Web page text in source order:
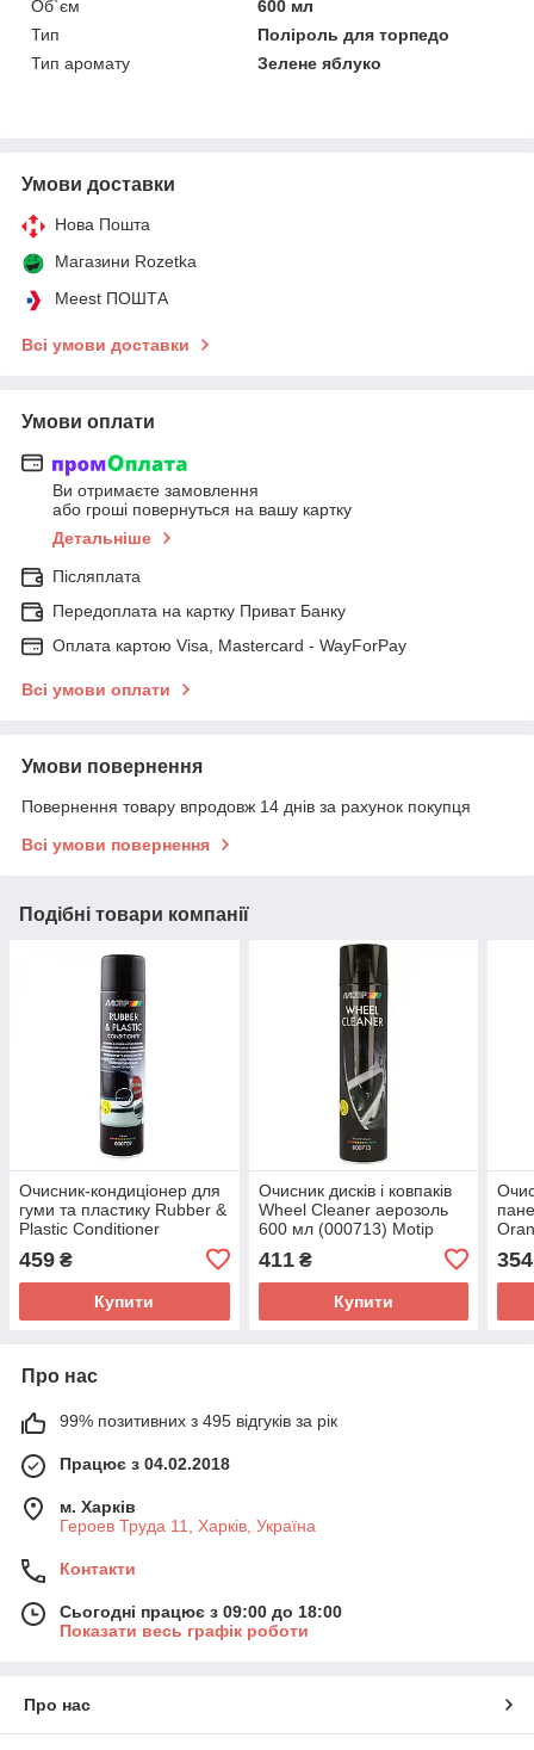
Об`єм
600 мл
Тип
Поліроль для торпедо
Тип аромату
Зелене яблуко
Умови доставки
Нова Пошта
Магазини Rozetka
Meest ПОШТА
Всі умови доставки
Умови оплати
Ви отримаєте замовлення
або гроші повернуться на вашу картку
Детальніше
Післяплата
Передоплата на картку Приват Банку
Оплата картою Visa, Mastercard - WayForPay
Всі умови оплати
Умови повернення
Повернення товару впродовж 14 днів за рахунок покупця
Всі умови повернення
Подібні товари компанії
Очисник-кондиціонер для
гуми та пластику Rubber &
Plastic Conditioner
аерозоль 600 мл (000709)
Motip
459 ₴
Купити
Очисник дисків і ковпаків
Wheel Cleaner аерозоль
600 мл (000713) Motip
411₴
Купити
354
Про нас
99% позитивних з 495 відгуків за рік
Працює з 04.02.2018
м. Харків
Героев Труда 11, Харків, Україна
Контакти
Сьогодні працює з 09:00 до 18:00
Показати весь графік роботи
Про нас